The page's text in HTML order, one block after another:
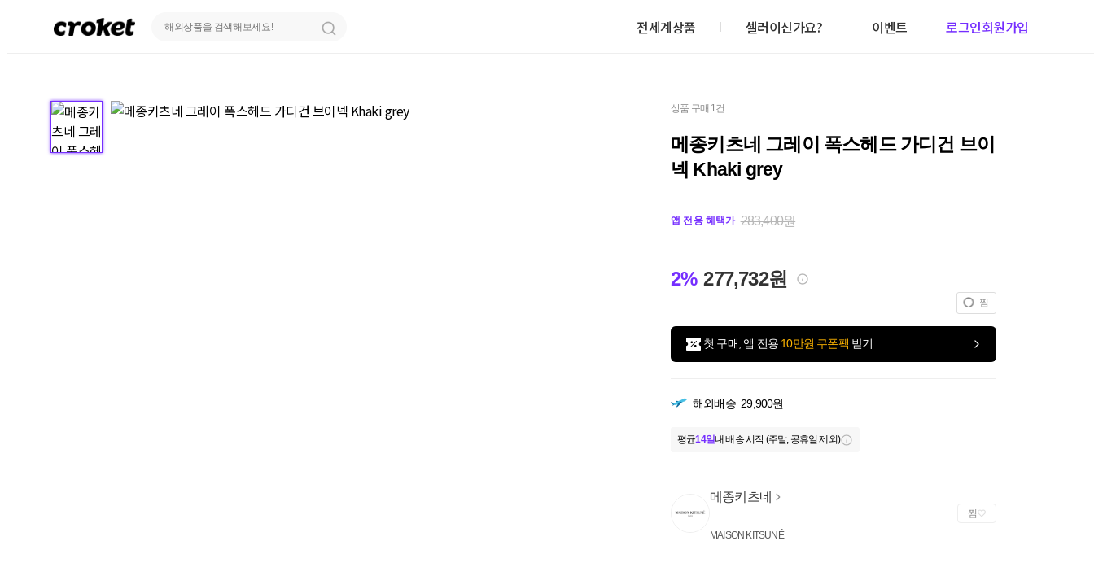
전세계상품 셀러이신가요? 이벤트 로그인회원가입
상품 구매 1건
메종키츠네 그레이 폭스헤드 가디건 브이
넥 Khaki grey
앱 전용 혜택가 283,400원
2% 277,732원
찜
첫 구매, 앱 전용 10만원 쿠폰팩 받기
해외배송 29,900원
평균14일내 배송 시작 (주말, 공휴일 제외)
메종키츠네
MAISON KITSUNÉ
찜